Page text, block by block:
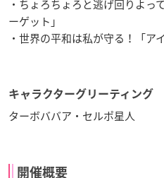
・ちょろちょろと逃げ回りよっ
ーゲット」
・世界の平和は私が守る！「ア
キャラクターグリーティング
ターボババア・セルポ星人
開催概要